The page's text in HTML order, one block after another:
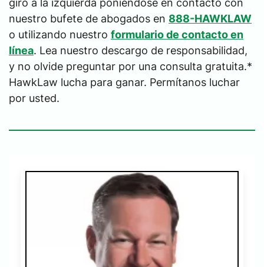
giro a la izquierda poniéndose en contacto con
nuestro bufete de abogados en 888-HAWKLAW
o utilizando nuestro formulario de contacto en
línea. Lea nuestro descargo de responsabilidad,
y no olvide preguntar por una consulta gratuita.*
HawkLaw lucha para ganar. Permítanos luchar
por usted.